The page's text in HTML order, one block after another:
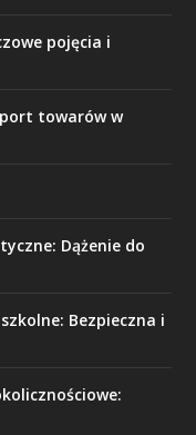
pojęcia i
towarów w
Dążenie do
Bezpieczna i